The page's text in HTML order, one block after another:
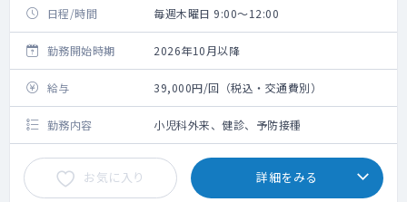
日程/時間 毎週木曜日 9:00～12:00
勤務開始時期 2026年10月以降
給与 39,000円/回（税込・交通費別）
勤務内容 小児科外来、健診、予防接種
お気に入り 詳細をみる